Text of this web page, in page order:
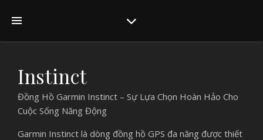
Instinct
Đồng Hồ Garmin Instinct – Sự Lựa Chọn Hoàn Hảo Cho
Cuộc Sống Năng Động
Garmin Instinct là dòng đồng hồ GPS đa năng được thiết